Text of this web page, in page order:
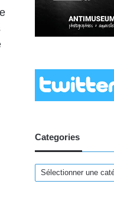
Categories
Categories